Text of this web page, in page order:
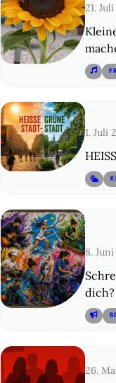
21.
1. Juli
8.
dich?
26.